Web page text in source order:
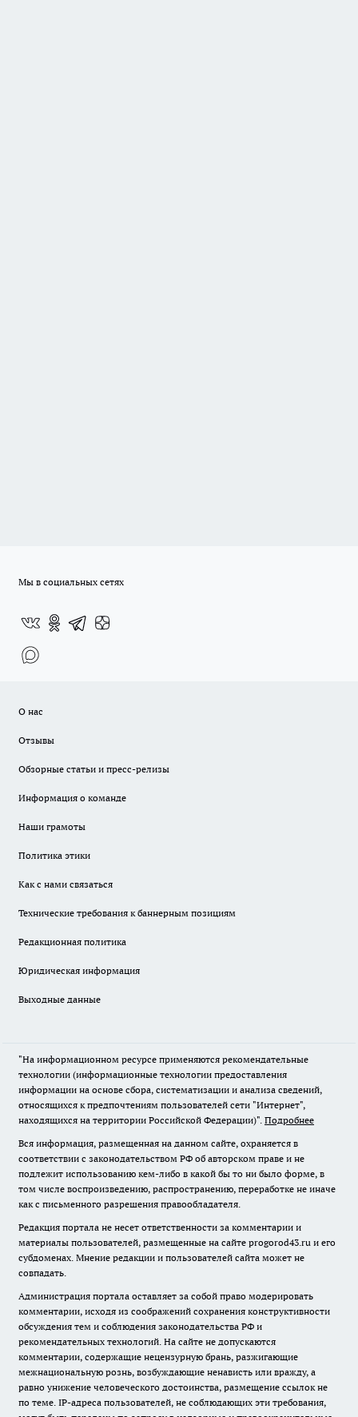
Мы в социальных сетях
О нас
Отзывы
Обзорные статьи и пресс-релизы
Информация о команде
Наши грамоты
Политика этики
Как с нами связаться
Технические требования к баннерным позициям
Редакционная политика
Юридическая информация
Выходные данные
"На информационном ресурсе применяются рекомендательные
технологии (информационные технологии предоставления
информации на основе сбора, систематизации и анализа сведений,
относящихся к предпочтениям пользователей сети "Интернет",
находящихся на территории Российской Федерации)". Подробнее
Вся информация, размещенная на данном сайте, охраняется в
соответствии с законодательством РФ об авторском праве и не
подлежит использованию кем-либо в какой бы то ни было форме, в
том числе воспроизведению, распространению, переработке не иначе
как с письменного разрешения правообладателя.
Редакция портала не несет ответственности за комментарии и
материалы пользователей, размещенные на сайте progorod43.ru и его
субдоменах. Мнение редакции и пользователей сайта может не
совпадать.
Администрация портала оставляет за собой право модерировать
комментарии, исходя из соображений сохранения конструктивности
обсуждения тем и соблюдения законодательства РФ и
рекомендательных технологий. На сайте не допускаются
комментарии, содержащие нецензурную брань, разжигающие
межнациональную рознь, возбуждающие ненависть или вражду, а
равно унижение человеческого достоинства, размещение ссылок не
по теме. IP-адреса пользователей, не соблюдающих эти требования,